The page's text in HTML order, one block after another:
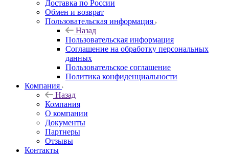
Доставка по России
Обмен и возврат
Пользовательская информация
Назад
Пользовательская информация
Соглашение на обработку персональных
данных
Пользовательское соглашение
Политика конфиденциальности
Компания
Назад
Компания
О компании
Документы
Партнеры
Отзывы
Контакты